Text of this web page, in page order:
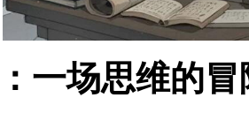
一场思维的冒